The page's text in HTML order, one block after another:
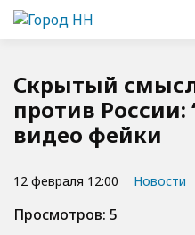
Скрытый
против России:
видео фейки
12 февраля 12:00 Новости
Просмотров: 5